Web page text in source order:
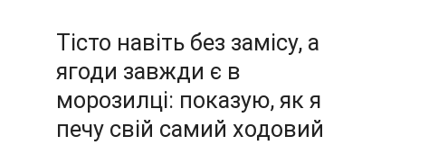
Тісто навіть без замісу, а
ягоди завжди є в
морозилці: показую, як я
печу свій самий ходовий